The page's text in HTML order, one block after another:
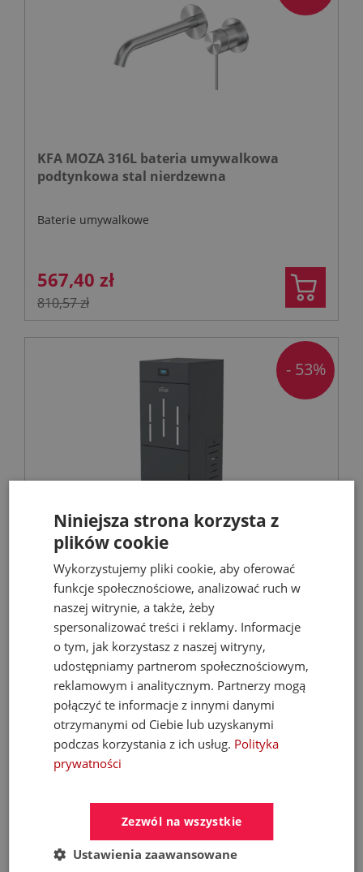
KFA MOZA 316L bateria umywalkowa
podtynkowa stal nierdzewna
Baterie umywalkowe
567,40 zł
810,57 zł
FERROLI Kocioł BIOPELLET PRO 24 KW Eco
Design
Kotły C.O. na pellet
9 899,00 zł
21 068,67 zł
- 53%
Niniejsza strona korzysta z
plików cookie
Wykorzystujemy pliki cookie, aby oferować
funkcje społecznościowe, analizować ruch w
naszej witrynie, a także, żeby
spersonalizować treści i reklamy. Informacje
o tym, jak korzystasz z naszej witryny,
udostępniamy partnerom społecznościowym,
reklamowym i analitycznym. Partnerzy mogą
połączyć te informacje z innymi danymi
otrzymanymi od Ciebie lub uzyskanymi
podczas korzystania z ich usług. Polityka
prywatności
Zezwól na wszystkie
Ustawienia zaawansowane